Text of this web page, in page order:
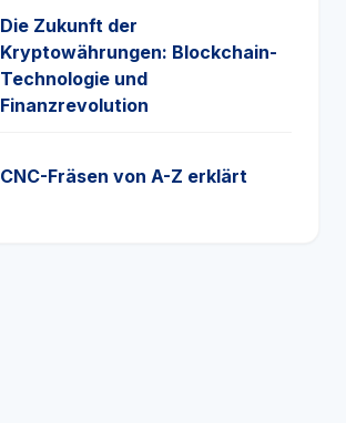
Die Zukunft der
Kryptowährungen: Blockchain-
Technologie und
Finanzrevolution
CNC-Fräsen von A-Z erklärt